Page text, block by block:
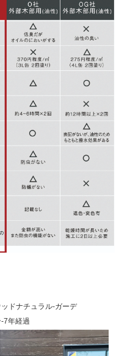
ッドナチュラル-ガーデ
-7年経過